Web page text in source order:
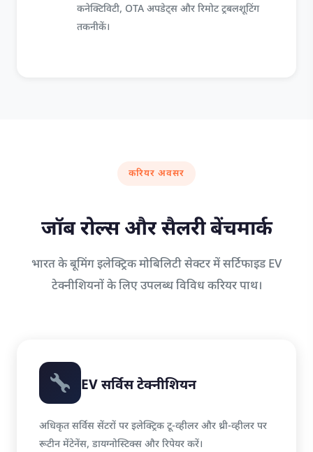
कनेक्टिविटी, OTA अपडेट्स और रिमोट ट्रबलशूटिंग
तकनीकें।
करियर अवसर
जॉब रोल्स और सैलरी बेंचमार्क
भारत के बूमिंग इलेक्ट्रिक मोबिलिटी सेक्टर में सर्टिफाइड EV
टेक्नीशियनों के लिए उपलब्ध विविध करियर पाथ।
EV सर्विस टेक्नीशियन
अधिकृत सर्विस सेंटरों पर इलेक्ट्रिक टू-व्हीलर और थ्री-व्हीलर पर
रूटीन मेंटेनेंस, डायग्नोस्टिक्स और रिपेयर करें।